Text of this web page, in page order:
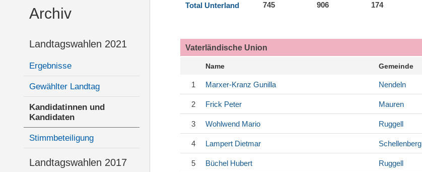
Archiv
Landtagswahlen 2021
Ergebnisse
Gewählter Landtag
Kandidatinnen und
Kandidaten
Stimmbeteiligung
Landtagswahlen 2017
Total Unterland 745 906 174
Vaterländische Union
Name Gemeinde
1 Marxer-Kranz Gunilla Nendeln
2 Frick Peter Mauren
3 Wohlwend Mario Ruggell
4 Lampert Dietmar Schellenberg
5 Büchel Hubert Ruggell